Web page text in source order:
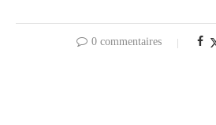
0 commentaires